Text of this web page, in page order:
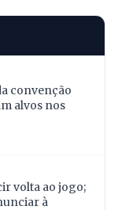
convenção
alvos nos
volta ao jogo;
à